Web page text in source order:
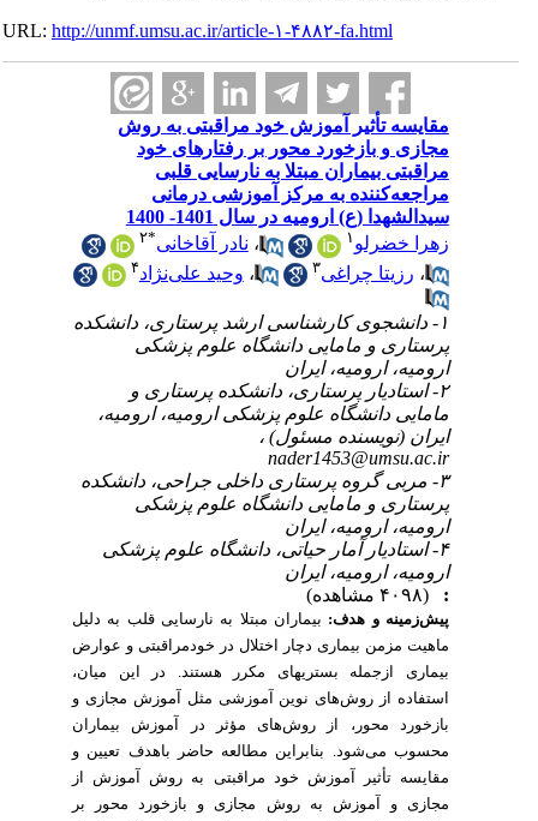
URL:http://unmf.umsu.ac.ir/article-۱-۴۸۸۲-fa.html
مقایسه تأثیر آموزش خود مراقبتی به روش
مجازی و بازخورد محور بر رفتارهای خود
مراقبتی بیماران مبتلا به نارسایی قلبی
مراجعه‌کننده به مرکز آموزشی درمانی
سیدالشهدا (ع) ارومیه در سال 1401- 1400
زهرا خضرلو۱ ،نادر آقاخانی ۲
،رزیتا چراغی ،وحید علی‌نژاد ۴
۱- دانشجوی کارشناسی ارشد پرستاری، دانشکده
پرستاری و مامایی دانشگاه علوم پزشکی
ارومیه، ارومیه، ایران
۲- استادیار پرستاری، دانشکده پرستاری و
مامایی دانشگاه علوم پزشکی ارومیه، ارومیه،
ایران (نویسنده مسئول) ،
nader1453@umsu.ac.ir
۳- مربی گروه پرستاری داخلی جراحی، دانشکده
پرستاری و مامایی دانشگاه علوم پزشکی
ارومیه، ارومیه، ایران
۴- استادیار آمار حیاتی، دانشگاه علوم پزشکی
ارومیه، ارومیه، ایران
پیش‌زمینه و هدف:بیماران مبتلا به نارسایی قلب به دلیل
ماهیت مزمن بیماری دچار اختلال در خودمراقبتی و عوارض
بیماری ازجمله بستریهای مکرر هستند. در این میان،
استفاده از روش‌های نوین آموزشی مثل آموزشمجازی و
بازخورد محور، از روش‌های مؤثر در آموزش بیماران
محسوب می‌شود. بنابراین مطالعه حاضر باهدف تعیین و
مقایسه تأثیر آموزش خود مراقبتی به روش آموزش از
مجازی و آموزش به روش مجازی و بازخورد محور بر